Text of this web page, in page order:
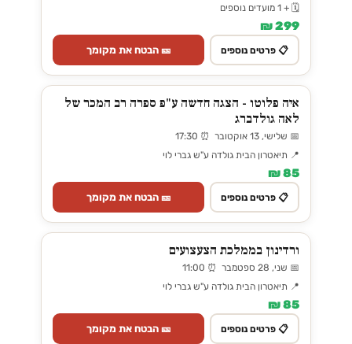
🗓️ + 1 מועדים נוספים
299 ₪
📋 פרטים נוספים 🎫 הבטח את מקומך
איה פלוטו - הצגה חדשה ע"פ ספרה רב המכר של
לאה גולדברג
📅 שלישי, 13 אוקטובר ⏰ 17:30
📍 תיאטרון הבית גולדה ע"ש גברי לוי
85 ₪
📋 פרטים נוספים 🎫 הבטח את מקומך
ורדינון בממלכת הצעצועים
📅 שני, 28 ספטמבר ⏰ 11:00
📍 תיאטרון הבית גולדה ע"ש גברי לוי
85 ₪
📋 פרטים נוספים 🎫 הבטח את מקומך